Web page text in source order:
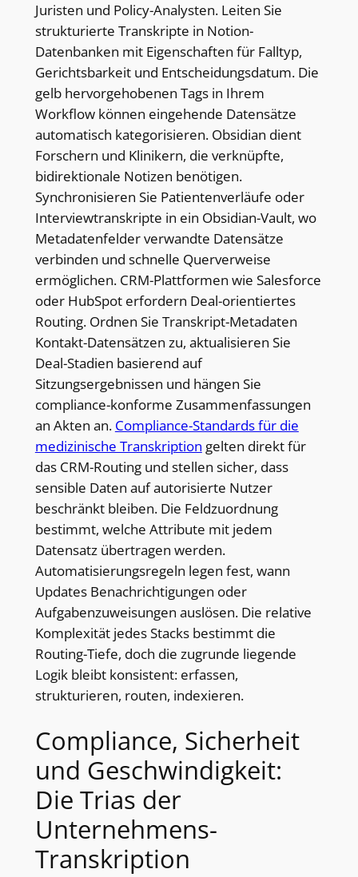
Juristen und Policy-Analysten. Leiten Sie
strukturierte Transkripte in Notion-
Datenbanken mit Eigenschaften für Falltyp,
Gerichtsbarkeit und Entscheidungsdatum. Die
gelb hervorgehobenen Tags in Ihrem
Workflow können eingehende Datensätze
automatisch kategorisieren. Obsidian dient
Forschern und Klinikern, die verknüpfte,
bidirektionale Notizen benötigen.
Synchronisieren Sie Patientenverläufe oder
Interviewtranskripte in ein Obsidian-Vault, wo
Metadatenfelder verwandte Datensätze
verbinden und schnelle Querverweise
ermöglichen. CRM-Plattformen wie Salesforce
oder HubSpot erfordern Deal-orientiertes
Routing. Ordnen Sie Transkript-Metadaten
Kontakt-Datensätzen zu, aktualisieren Sie
Deal-Stadien basierend auf
Sitzungsergebnissen und hängen Sie
compliance-konforme Zusammenfassungen
an Akten an. Compliance-Standards für die
medizinische Transkription gelten direkt für
das CRM-Routing und stellen sicher, dass
sensible Daten auf autorisierte Nutzer
beschränkt bleiben. Die Feldzuordnung
bestimmt, welche Attribute mit jedem
Datensatz übertragen werden.
Automatisierungsregeln legen fest, wann
Updates Benachrichtigungen oder
Aufgabenzuweisungen auslösen. Die relative
Komplexität jedes Stacks bestimmt die
Routing-Tiefe, doch die zugrunde liegende
Logik bleibt konsistent: erfassen,
strukturieren, routen, indexieren.
Compliance, Sicherheit
und Geschwindigkeit:
Die Trias der
Unternehmens-
Transkription